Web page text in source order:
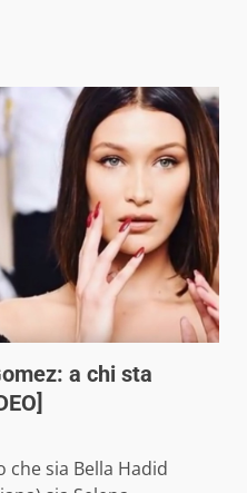
a chi sta
che sia Bella Hadid